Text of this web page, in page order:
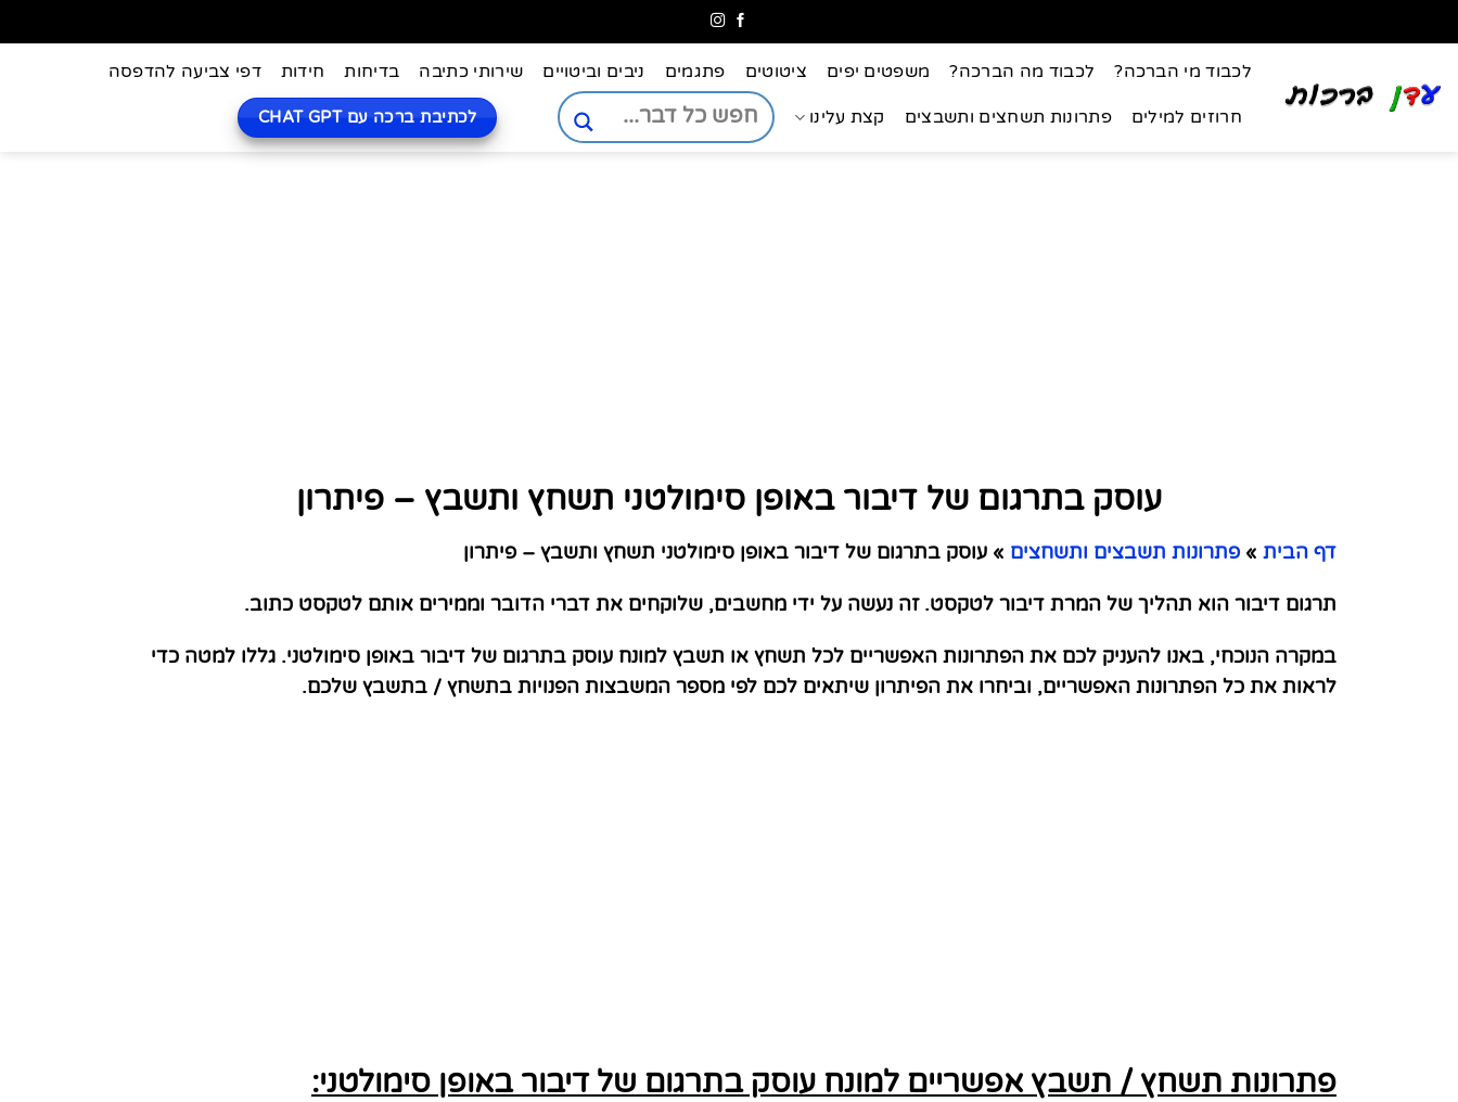
לכבוד מי הברכה? לכבוד מה הברכה? משפטים יפים ציטוטים פתגמים ניבים וביטויים שירותי כתיבה בדיחות חידות דפי צביעה להדפסה
חרוזים למילים פתרונות תשחצים ותשבצים קצת עלינו לכתיבת ברכה עם CHAT GPT
עוסק בתרגום של דיבור באופן סימולטני תשחץ ותשבץ – פיתרון
דף הבית » פתרונות תשבצים ותשחצים » עוסק בתרגום של דיבור באופן סימולטני תשחץ ותשבץ – פיתרון
תרגום דיבור הוא תהליך של המרת דיבור לטקסט. זה נעשה על ידי מחשבים, שלוקחים את דברי הדובר וממירים אותם לטקסט כתוב.
במקרה הנוכחי, באנו להעניק לכם את הפתרונות האפשריים לכל תשחץ או תשבץ למונח עוסק בתרגום של דיבור באופן סימולטני. גללו למטה כדי
לראות את כל הפתרונות האפשריים, וביחרו את הפיתרון שיתאים לכם לפי מספר המשבצות הפנויות בתשחץ / בתשבץ שלכם.
פתרונות תשחץ / תשבץ אפשריים למונח עוסק בתרגום של דיבור באופן סימולטני: